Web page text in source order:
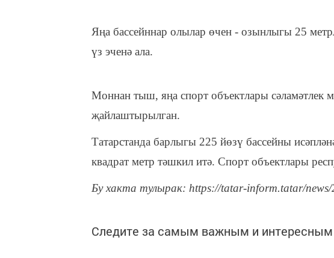
Яңа бассейннар олылар өчен - озынлыгы 25
үз эченә ала.
Моннан тыш, яңа спорт объектлары сәламәтлек
җайлаштырылган.
Татарстанда барлыгы 225 йөзү бассейны
квадрат метр тәшкил итә. Спорт объектлары
Бу хакта тулырак: https://tatar-inform.tatar/
Следите за самым важным и